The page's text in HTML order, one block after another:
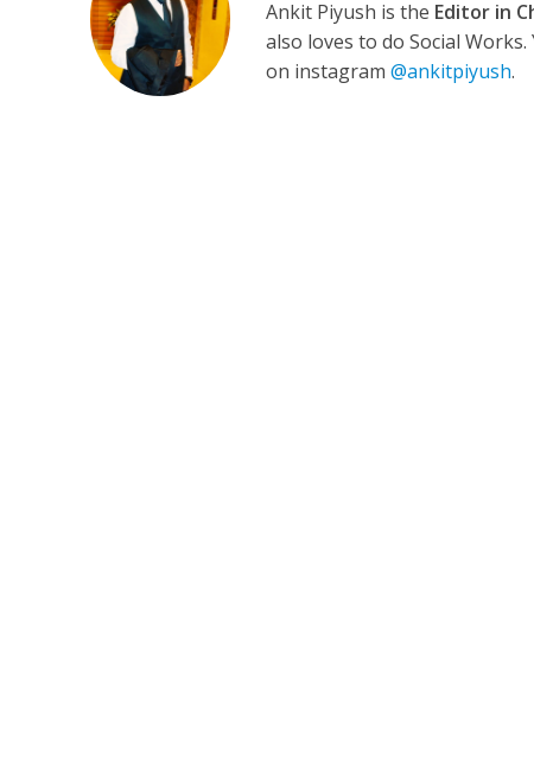
Ankit Piyush is the Editor in
also loves to do Social
on instagram@ankitpiyush.